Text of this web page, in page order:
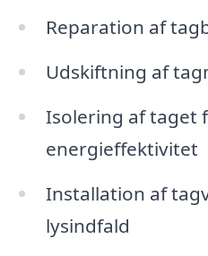
Reparation af
Udskiftning af
Isolering af taget
energieffektivitet
Installation af
lysindfald